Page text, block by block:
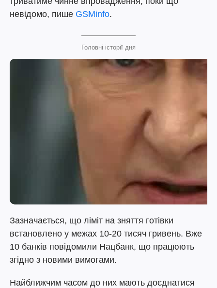
невідомо, пише GSMinfo.
Головні історії дня
Зазначається, що ліміт на зняття готівки
встановлено у межах 10-20 тисяч гривень. Вже
10 банків повідомили Нацбанк, що працюють
згідно з новими вимогами.
Найближчим часом до них мають доєднатися